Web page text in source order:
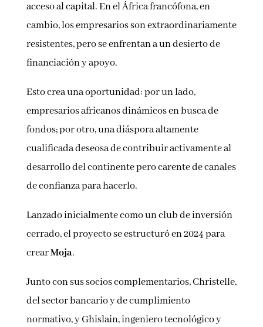
acceso al capital. En el África francófona, en
cambio, los empresarios son extraordinariamente
resistentes, pero se enfrentan a un desierto de
financiación y apoyo.
Esto crea una oportunidad: por un lado,
empresarios africanos dinámicos en busca de
fondos; por otro, una diáspora altamente
cualificada deseosa de contribuir activamente al
desarrollo del continente pero carente de canales
de confianza para hacerlo.
Lanzado inicialmente como un club de inversión
cerrado, el proyecto se estructuró en 2024 para
crearMoja.
Junto con sus socios complementarios, Christelle,
del sector bancario y de cumplimiento
normativo, y Ghislain, ingeniero tecnológico y